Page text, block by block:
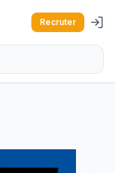
Recruter